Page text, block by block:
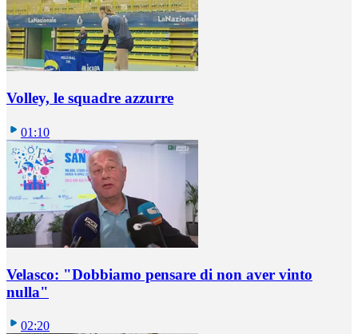
Volley, le squadre azzurre
01:10
Velasco: "Dobbiamo pensare di non aver vinto
nulla"
02:20